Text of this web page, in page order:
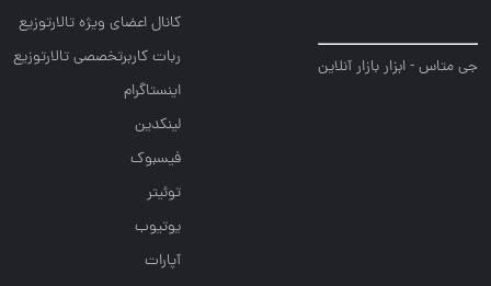
جی متاس - ابزار بازار آنلاین
کانال اعضای ویژه تالارتوزیع
ربات کاربرتخصصی تالارتوزیع
اینستاگرام
لینکدین
فیسبوک
توئیتر
یوتیوب
آپارات